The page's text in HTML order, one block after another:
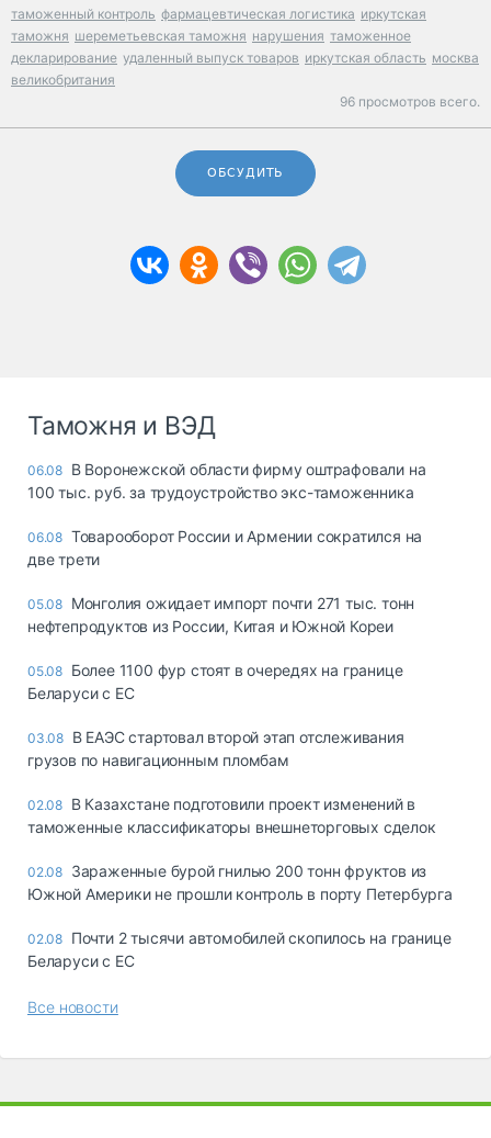
таможенный контроль фармацевтическая логистика иркутская
таможня шереметьевская таможня нарушения таможенное
декларирование удаленный выпуск товаров иркутская область москва
великобритания
96 просмотров всего.
ОБСУДИТЬ
Таможня и ВЭД
06.08 В Воронежской области фирму оштрафовали на
100 тыс. руб. за трудоустройство экс-таможенника
06.08 Товарооборот России и Армении сократился на
две трети
05.08 Монголия ожидает импорт почти 271 тыс. тонн
нефтепродуктов из России, Китая и Южной Кореи
05.08 Более 1100 фур стоят в очередях на границе
Беларуси с ЕС
03.08 В ЕАЭС стартовал второй этап отслеживания
грузов по навигационным пломбам
02.08 В Казахстане подготовили проект изменений в
таможенные классификаторы внешнеторговых сделок
02.08 Зараженные бурой гнилью 200 тонн фруктов из
Южной Америки не прошли контроль в порту Петербурга
02.08 Почти 2 тысячи автомобилей скопилось на границе
Беларуси с ЕС
Все новости